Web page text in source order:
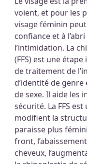
voient, et pour les
visage féminin
confiance et à
l’intimidation. La
(FFS) est une
de traitement de
d’identité de
de sexe. Il aide les
sécurité. La FFS
modifient la
paraisse plus
front,
cheveux,